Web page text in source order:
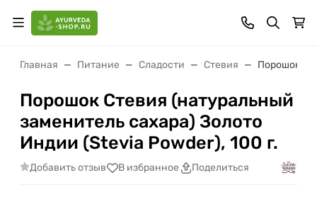
Главная Питание Сладости Стевия Порошок
Порошок Стевия (натуральный
заменитель сахара) Золото
Индии (Stevia Powder), 100 г.
Добавить отзыв В избранное Поделиться